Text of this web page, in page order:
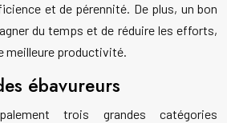
et de pérennité. De plus, un bon
du temps et de réduire les efforts,
meilleure productivité.
ébavureurs
trois grandes catégories